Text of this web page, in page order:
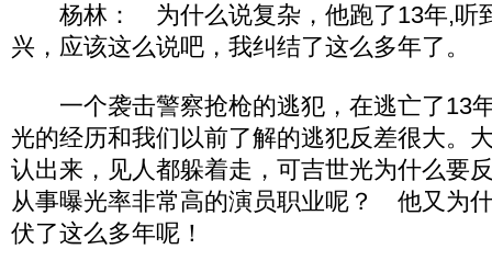
杨林： 为什么说复杂，他跑了13年,听
兴，应该这么说吧，我纠结了这么多年了。
一个袭击警察抢枪的逃犯，在逃亡了13
光的经历和我们以前了解的逃犯反差很大。
认出来，见人都躲着走，可吉世光为什么要
从事曝光率非常高的演员职业呢？ 他又为
伏了这么多年呢！